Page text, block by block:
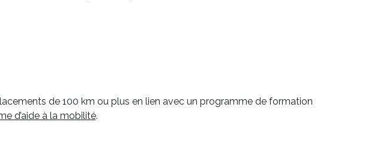
de 100 km ou plus en lien avec un programme de formation
d’aide à la mobilité.